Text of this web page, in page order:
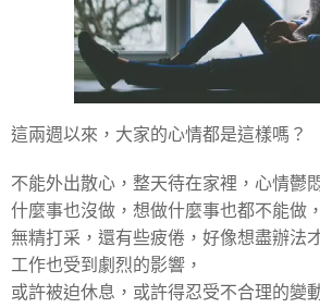
這兩週以來，大家的心情都是這樣嗎？
不能外出散心，整天待在家裡，心情鬱
什麼事也沒做，想做什麼事也都不能做
無精打采，還有些疲倦，好像想盡辦法
工作也受到劇烈的影響，
或許被迫休息，或許得忍受不合理的變